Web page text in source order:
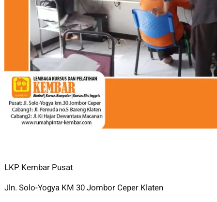
LKP Kembar Pusat
Jln. Solo-Yogya KM 30 Jombor Ceper Klaten